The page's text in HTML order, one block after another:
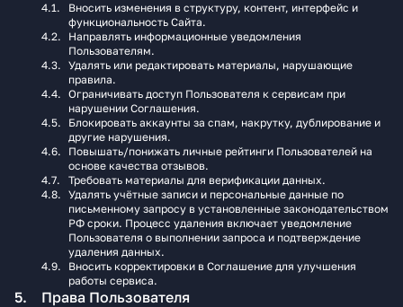
Вносить изменения в структуру, контент, интерфейс и
функциональность Сайта.
Направлять информационные уведомления
Пользователям.
Удалять или редактировать материалы, нарушающие
правила.
Ограничивать доступ Пользователя к сервисам при
нарушении Соглашения.
Блокировать аккаунты за спам, накрутку, дублирование и
другие нарушения.
Повышать/понижать личные рейтинги Пользователей на
основе качества отзывов.
Требовать материалы для верификации данных.
Удалять учётные записи и персональные данные по
письменному запросу в установленные законодательством
РФ сроки. Процесс удаления включает уведомление
Пользователя о выполнении запроса и подтверждение
удаления данных.
Вносить корректировки в Соглашение для улучшения
работы сервиса.
Права Пользователя